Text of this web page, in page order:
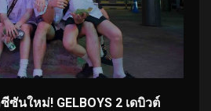
ซันใหม่! GELBOYS 2 เดบิวต์